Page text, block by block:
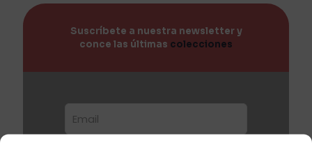
Suscríbete a nuestra newsletter y
conce las últimas colecciones